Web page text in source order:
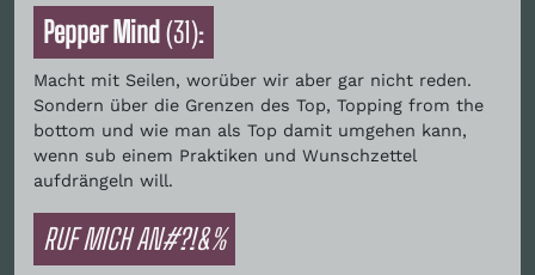
Pepper Mind (31):
Macht mit Seilen, worüber wir aber gar nicht reden.
Sondern über die Grenzen des Top, Topping from the
bottom und wie man als Top damit umgehen kann,
wenn sub einem Praktiken und Wunschzettel
aufdrängeln will.
RUF MICH AN#?!&%